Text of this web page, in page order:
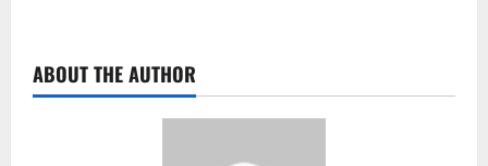
ABOUT THE AUTHOR